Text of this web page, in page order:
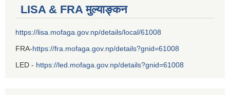
LISA & FRA मुल्याङ्कन
https://lisa.mofaga.gov.np/details/local/61008
FRA-https://fra.mofaga.gov.np/details?gnid=61008
LED - https://led.mofaga.gov.np/details?gnid=61008